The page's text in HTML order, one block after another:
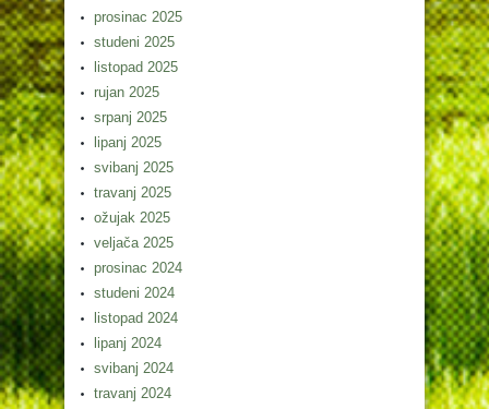
prosinac 2025
studeni 2025
listopad 2025
rujan 2025
srpanj 2025
lipanj 2025
svibanj 2025
travanj 2025
ožujak 2025
veljača 2025
prosinac 2024
studeni 2024
listopad 2024
lipanj 2024
svibanj 2024
travanj 2024